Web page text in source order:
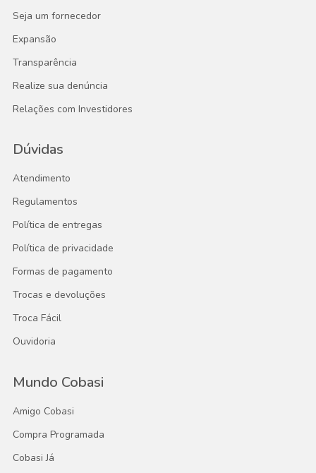
Seja um fornecedor
Expansão
Transparência
Realize sua denúncia
Relações com Investidores
Dúvidas
Atendimento
Regulamentos
Política de entregas
Política de privacidade
Formas de pagamento
Trocas e devoluções
Troca Fácil
Ouvidoria
Mundo Cobasi
Amigo Cobasi
Compra Programada
Cobasi Já